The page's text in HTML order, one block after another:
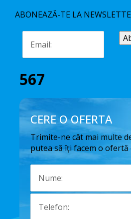
ABONEAZĂ-TE LA
567
CERE O OFERTA
Trimite-ne cât mai multe
putea să îți facem o ofertă